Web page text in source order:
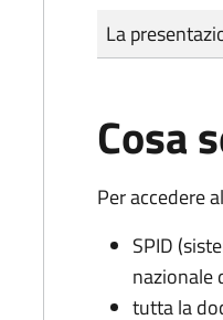
Tipo di
Importo
La
Cosa
Per accedere
SPID
nazionale
tutta la